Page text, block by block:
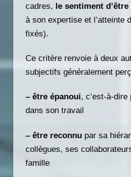
cadres, le sentiment
à son expertise et l’atteinte
fixés).
Ce critère renvoie à deux
subjectifs généralement
– être épanoui, c’est-à-
dans son travail
– être reconnupar sa
collègues, ses
famille